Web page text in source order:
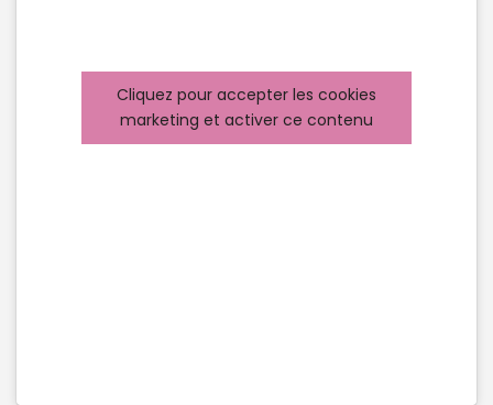
Cliquez pour accepter les cookies
marketing et activer ce contenu